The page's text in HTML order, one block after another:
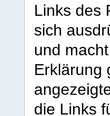
Links des
sich
und
Erklärung
die Links